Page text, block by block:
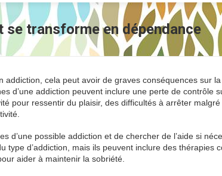
se transforme en dépendance
addiction, cela peut avoir de graves conséquences sur
d’une addiction peuvent inclure une perte de contrôle
pour ressentir du plaisir, des difficultés à arrêter
d’une possible addiction et de chercher de l’aide si
type d’addiction, mais ils peuvent inclure des thérapies
aider à maintenir la sobriété.